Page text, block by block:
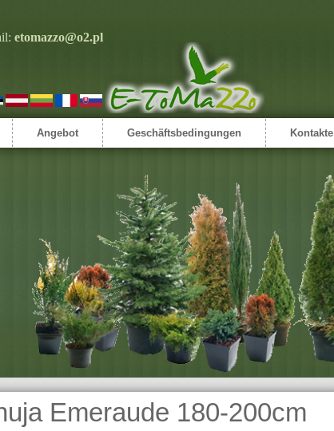
etomazzo@o2.pl
Angebot Geschäftsbedingungen Kontakte
Emeraude 180-200cm